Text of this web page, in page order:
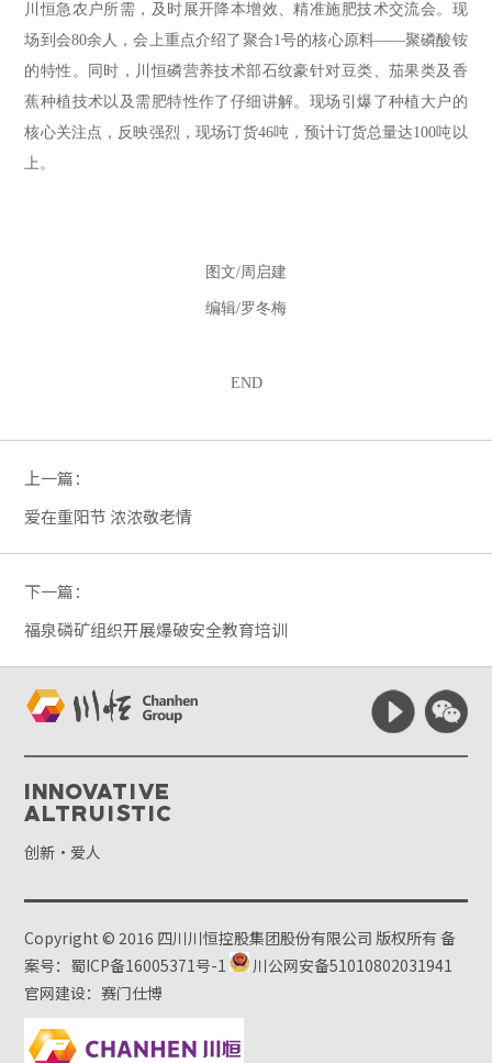
川恒急农户所需，及时展开降本增效、精准施肥技术交流会。现
场到会80余人，会上重点介绍了聚合1号的核心原料——聚磷酸铵
的特性。 同时，川恒磷营养技术部石纹豪针对豆类、茄果类及香
蕉种植技术以及需肥特性作了仔细讲解。 现场引爆了种植大户的
核心关注点，反映强烈，现场订货46吨，预计订货总量达100吨以
上。
图文/周启建
编辑/罗冬梅
END
上一篇：
爱在重阳节 浓浓敬老情
下一篇：
福泉磷矿组织开展爆破安全教育培训
Innovative
Altruistic
创新·爱人
Copyright © 2016 四川川恒控股集团股份有限公司 版权所有备
案号：蜀ICP备16005371号-1
川公网安备51010802031941
官网建设：赛门仕博